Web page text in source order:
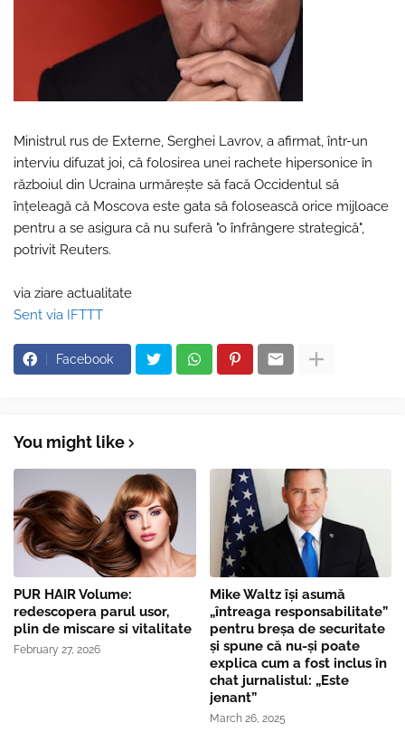
Ministrul rus de Externe, Serghei Lavrov, a afirmat, într-un
interviu difuzat joi, că folosirea unei rachete hipersonice în
războiul din Ucraina urmăreşte să facă Occidentul să
înţeleagă că Moscova este gata să folosească orice mijloace
pentru a se asigura că nu suferă "o înfrângere strategică",
potrivit Reuters.
via ziare actualitate
Sent via IFTTT
Facebook
You might like
PUR HAIR Volume:
redescopera parul usor,
plin de miscare si vitalitate
February 27, 2026
Mike Waltz îşi asumă
„întreaga responsabilitate”
pentru breşa de securitate
și spune că nu-și poate
explica cum a fost inclus în
chat jurnalistul: „Este
jenant”
March 26, 2025